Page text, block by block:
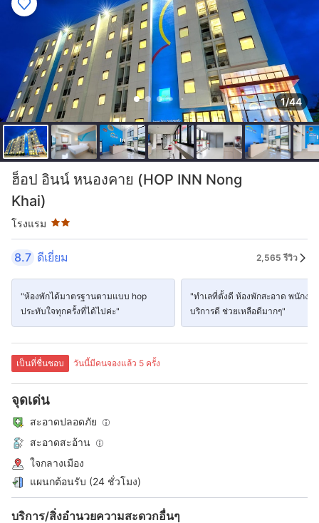
1/44
ฮ็อป อินน์ หนองคาย (HOP INN Nong
Khai)
โรงแรม
ระดับดาว: 2 ดาว
8.7 ดีเยี่ยม 2,565 รีวิว
"ห้องพักได้มาตรฐานตามแบบ hop
ประทับใจทุกครั้งที่ได้ไปค่ะ"
"ทำเลที่ตั้งดี ห้องพักสะอาด พนักงาน
บริการดี ช่วยเหลือดีมากๆ"
เป็นที่ชื่นชอบ วันนี้มีคนจองแล้ว 5 ครั้ง
จุดเด่น
สะอาดปลอดภัย
สะอาดสะอ้าน
ใจกลางเมือง
แผนกต้อนรับ (24 ชั่วโมง)
บริการ/สิ่งอำนวยความสะดวกอื่นๆ